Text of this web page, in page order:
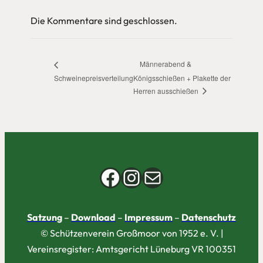
Die Kommentare sind geschlossen.
Schweinepreisverteilung
Männerabend &
Königsschießen + Plakette der
Herren ausschießen
Facebook
Instagram
E-Mail
Satzung – Download – Impressum – Datenschutz
© Schützenverein Großmoor von 1952 e. V. |
Vereinsregister: Amtsgericht Lüneburg VR 100351